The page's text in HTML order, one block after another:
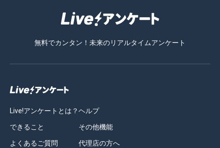
無料でカンタン！未来のリアルタイムアンケート
Live!アンケートとは？
できること
よくあるご質問
ヘルプ
その他機能
代理店の方へ